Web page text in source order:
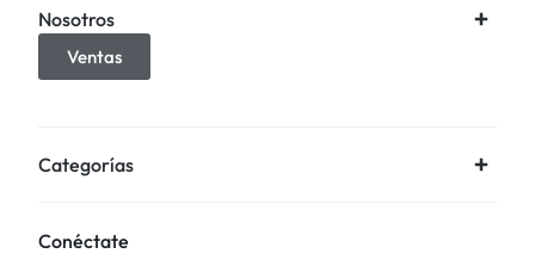
Nosotros
Ventas
Categorías
Conéctate